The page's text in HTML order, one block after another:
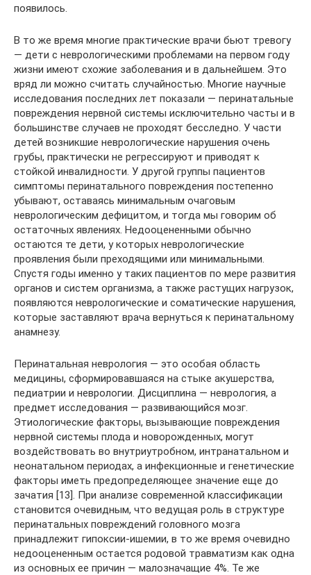
появилось.
В то же время многие практические врачи бьют тревогу
— дети с неврологическими проблемами на первом году
жизни имеют схожие заболевания и в дальнейшем. Это
вряд ли можно считать случайностью. Многие научные
исследования последних лет показали — перинатальные
повреждения нервной системы исключительно часты и в
большинстве случаев не проходят бесследно. У части
детей возникшие неврологические нарушения очень
грубы, практически не регрессируют и приводят к
стойкой инвалидности. У другой группы пациентов
симптомы перинатального повреждения постепенно
убывают, оставаясь минимальным очаговым
неврологическим дефицитом, и тогда мы говорим об
остаточных явлениях. Недооцененными обычно
остаются те дети, у которых неврологические
проявления были преходящими или минимальными.
Спустя годы именно у таких пациентов по мере развития
органов и систем организма, а также растущих нагрузок,
появляются неврологические и соматические нарушения,
которые заставляют врача вернуться к перинатальному
анамнезу.
Перинатальная неврология — это особая область
медицины, сформировавшаяся на стыке акушерства,
педиатрии и неврологии. Дисциплина — неврология, а
предмет исследования — развивающийся мозг.
Этиологические факторы, вызывающие повреждения
нервной системы плода и новорожденных, могут
воздействовать во внутриутробном, интранатальном и
неонатальном периодах, а инфекционные и генетические
факторы иметь предопределяющее значение еще до
зачатия [13]. При анализе современной классификации
становится очевидным, что ведущая роль в структуре
перинатальных повреждений головного мозга
принадлежит гипоксии-ишемии, в то же время очевидно
недооцененным остается родовой травматизм как одна
из основных ее причин — малозначащие 4%. Те же